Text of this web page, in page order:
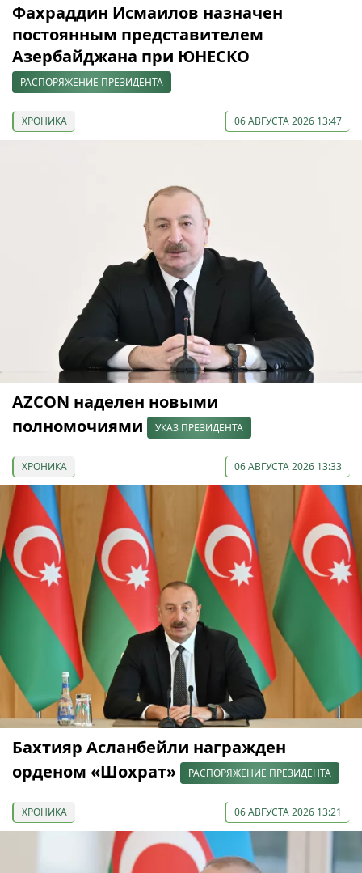
Фахраддин Исмаилов назначен
постоянным представителем
Азербайджана при ЮНЕСКО
РАСПОРЯЖЕНИЕ ПРЕЗИДЕНТА
ХРОНИКА 06 АВГУСТА 2026 13:47
AZCON наделен новыми
полномочиями
УКАЗ ПРЕЗИДЕНТА
ХРОНИКА 06 АВГУСТА 2026 13:33
Бахтияр Асланбейли награжден
орденом «Шохрат»
РАСПОРЯЖЕНИЕ ПРЕЗИДЕНТА
ХРОНИКА 06 АВГУСТА 2026 13:21